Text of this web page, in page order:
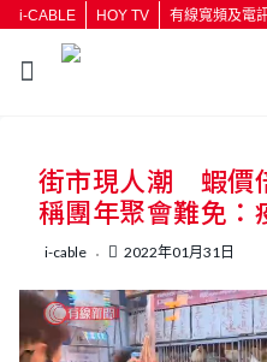
i-CABLE HOY TV 有線寬頻及電
按輸入
街市現人潮 蝦價
稱團年聚會難免：
i-cable 2022年01月31日